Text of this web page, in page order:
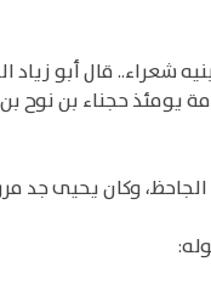
شعراء.. قال أبو زياد
يومئذ حجناء بن نوح
وكان يحيى جد